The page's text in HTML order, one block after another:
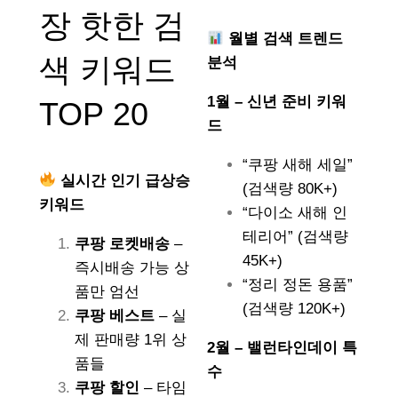
장 핫한 검
색 키워드
TOP 20
실시간 인기 급상승
키워드
쿠팡 로켓배송 –
즉시배송 가능 상
품만 엄선
쿠팡 베스트 – 실
제 판매량 1위 상
품들
쿠팡 할인 – 타임
월별 검색 트렌드
분석
1월 – 신년 준비 키워
드
“쿠팡 새해 세일”
(검색량 80K+)
“다이소 새해 인
테리어” (검색량
45K+)
“정리 정돈 용품”
(검색량 120K+)
2월 – 밸런타인데이 특
수